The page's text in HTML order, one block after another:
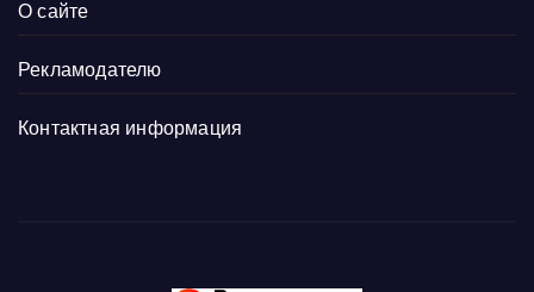
О сайте
Рекламодателю
Контактная информация